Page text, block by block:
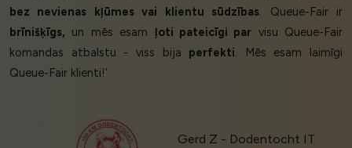
bez nevienas kļūmes vai klientu sūdzības. Queue-Fair ir
brīnišķīgs, un mēs esam ļoti pateicīgi par visu Queue-Fair
komandas atbalstu - viss bija perfekti. Mēs esam laimīgi
Queue-Fair klienti!’
Gerd Z - Dodentocht IT